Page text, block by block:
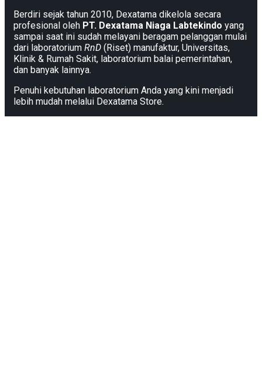
Berdiri sejak tahun 2010, Dexatama dikelola secara
profesional oleh PT. Dexatama Niaga Labtekindo yang
sampai saat ini sudah melayani beragam pelanggan mulai
dari laboratorium RnD (Riset) manufaktur, Universitas,
Klinik & Rumah Sakit, laboratorium balai pemerintahan,
dan banyak lainnya.
Penuhi kebutuhan laboratorium Anda yang kini menjadi
lebih mudah melalui Dexatama Store.